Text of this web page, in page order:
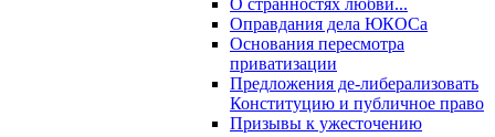
О странностях любви...
Оправдания дела ЮКОСа
Основания пересмотра
приватизации
Предложения де-либерализовать
Конституцию и публичное право
Призывы к ужесточению